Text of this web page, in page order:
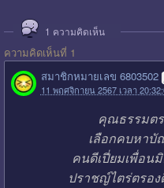
1 ความคิดเห็น
ความคิดเห็นที่ 1
สมาชิกหมายเลข 6803502
11 พฤศจิกายน 2567 เวลา
คุณธรรมต
เลือกคบหาบั
คนดีเปี่ยมเพื่อน
ปราชญ์ไตร่ตรอง